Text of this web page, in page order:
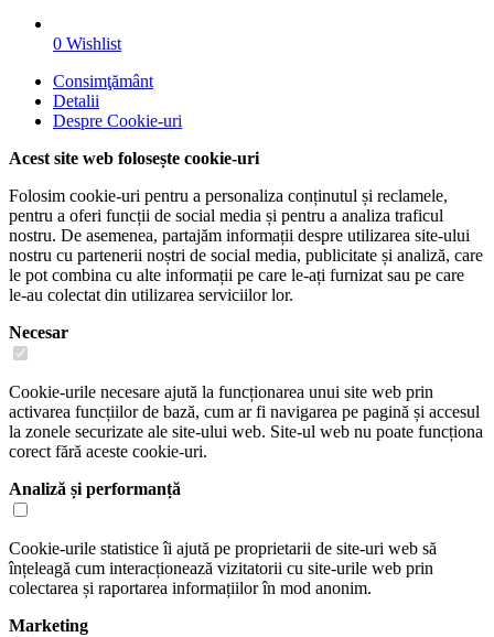
0 Wishlist
Consimţământ
Detalii
Despre Cookie-uri
Acest site web folosește cookie-uri
Folosim cookie-uri pentru a personaliza conținutul și reclamele,
pentru a oferi funcții de social media și pentru a analiza traficul
nostru. De asemenea, partajăm informații despre utilizarea site-ului
nostru cu partenerii noștri de social media, publicitate și analiză, care
le pot combina cu alte informații pe care le-ați furnizat sau pe care
le-au colectat din utilizarea serviciilor lor.
Necesar
Cookie-urile necesare ajută la funcționarea unui site web prin
activarea funcțiilor de bază, cum ar fi navigarea pe pagină și accesul
la zonele securizate ale site-ului web. Site-ul web nu poate funcționa
corect fără aceste cookie-uri.
Analiză și performanță
Cookie-urile statistice îi ajută pe proprietarii de site-uri web să
înțeleagă cum interacționează vizitatorii cu site-urile web prin
colectarea și raportarea informațiilor în mod anonim.
Marketing